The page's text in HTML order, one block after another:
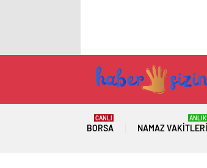
BORSA
CANLI
NAMAZ VAKITLERI
ANLIK